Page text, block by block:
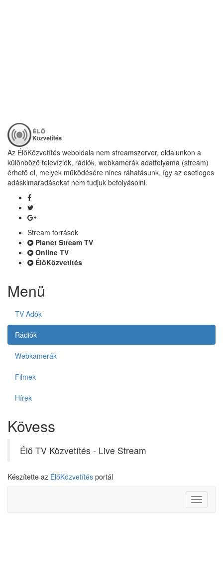
Az ÉlőKözvetítés weboldala nem streamszerver, oldalunkon a
különböző televíziók, rádiók, webkamerák adatfolyama (stream)
érhető el, melyek működésére nincs ráhatásunk, így az esetleges
adáskimaradásokat nem tudjuk befolyásolni.
Stream források
Planet Stream TV
Online TV
ÉlőKözvetítés
Menü
TV Adók
Rádiók
Webkamerák
Filmek
Hírek
Kövess
Élő TV Közvetítés - Live Stream
Készítette az ÉlőKözvetítés portál
Toggle